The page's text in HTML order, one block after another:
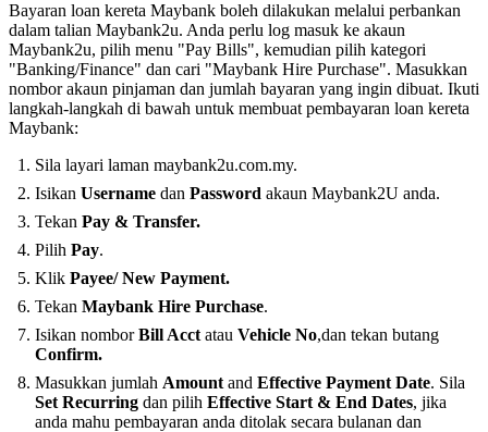
Bayaran loan kereta Maybank boleh dilakukan melalui perbankan
dalam talian Maybank2u. Anda perlu log masuk ke akaun
Maybank2u, pilih menu "Pay Bills", kemudian pilih kategori
"Banking/Finance" dan cari "Maybank Hire Purchase". Masukkan
nombor akaun pinjaman dan jumlah bayaran yang ingin dibuat. Ikuti
langkah-langkah di bawah untuk membuat pembayaran loan kereta
Maybank:
Sila layari laman maybank2u.com.my.
Isikan Username dan Password akaun Maybank2U anda.
Tekan Pay & Transfer.
Pilih Pay.
Klik Payee/ New Payment.
Tekan Maybank Hire Purchase.
Isikan nomborBill Acct atau Vehicle No,dan tekan butang
Confirm.
Masukkan jumlah Amount and Effective Payment Date. Sila
Set Recurring dan pilih Effective Start & End Dates, jika
anda mahu pembayaran anda ditolak secara bulanan dan